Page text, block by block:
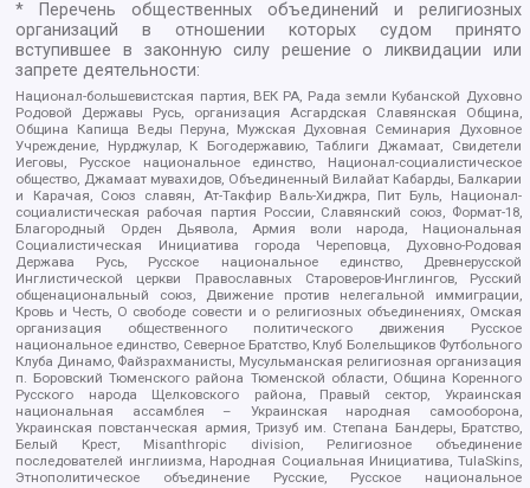
* Перечень общественных объединений и религиозных
организаций в отношении которых судом принято
вступившее в законную силу решение о ликвидации или
запрете деятельности:
Национал-большевистская партия, ВЕК РА, Рада земли Кубанской Духовно
Родовой Державы Русь, организация Асгардская Славянская Община,
Община Капища Веды Перуна, Мужская Духовная Семинария Духовное
Учреждение, Нурджулар, К Богодержавию, Таблиги Джамаат, Свидетели
Иеговы, Русское национальное единство, Национал-социалистическое
общество, Джамаат мувахидов, Объединенный Вилайат Кабарды, Балкарии
и Карачая, Союз славян, Ат-Такфир Валь-Хиджра, Пит Буль, Национал-
социалистическая рабочая партия России, Славянский союз, Формат-18,
Благородный Орден Дьявола, Армия воли народа, Национальная
Социалистическая Инициатива города Череповца, Духовно-Родовая
Держава Русь, Русское национальное единство, Древнерусской
Инглистической церкви Православных Староверов-Инглингов, Русский
общенациональный союз, Движение против нелегальной иммиграции,
Кровь и Честь, О свободе совести и о религиозных объединениях, Омская
организация общественного политического движения Русское
национальное единство, Северное Братство, Клуб Болельщиков Футбольного
Клуба Динамо, Файзрахманисты, Мусульманская религиозная организация
п. Боровский Тюменского района Тюменской области, Община Коренного
Русского народа Щелковского района, Правый сектор, Украинская
национальная ассамблея – Украинская народная самооборона,
Украинская повстанческая армия, Тризуб им. Степана Бандеры, Братство,
Белый Крест, Misanthropic division, Религиозное объединение
последователей инглиизма, Народная Социальная Инициатива, TulaSkins,
Этнополитическое объединение Русские, Русское национальное